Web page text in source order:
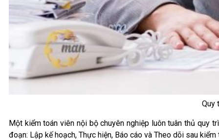
Quy
Một kiểm toán viên nội bộ chuyên nghiệp luôn tuân thủ quy
đoạn: Lập kế hoạch, Thực hiện, Báo cáo và Theo dõi sau kiểm